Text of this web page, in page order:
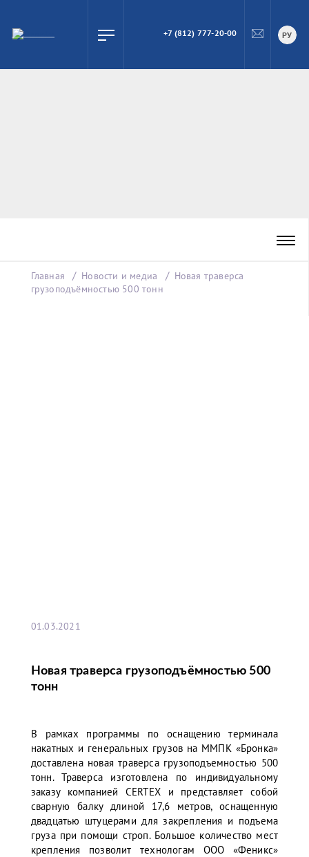
ПОИСК
+7 (812) 777-20-00 РУ
Главная Новости и медиа
Новая траверса
грузоподъёмностью 500 тонн
01.03.2021
Новая траверса грузоподъёмностью 500
тонн
В рамках программы по оснащению терминала
накатных и генеральных грузов на ММПК «Бронка»
доставлена новая траверса грузоподъемностью 500
тонн. Траверса изготовлена по индивидуальному
заказу компанией CERTEХ и представляет собой
сварную балку длиной 17,6 метров, оснащенную
двадцатью штуцерами для закрепления и подъема
груза при помощи строп. Большое количество мест
крепления позволит технологам ООО «Феникс»